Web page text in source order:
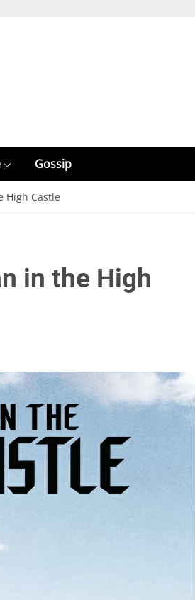
Gossip
High Castle
in the High